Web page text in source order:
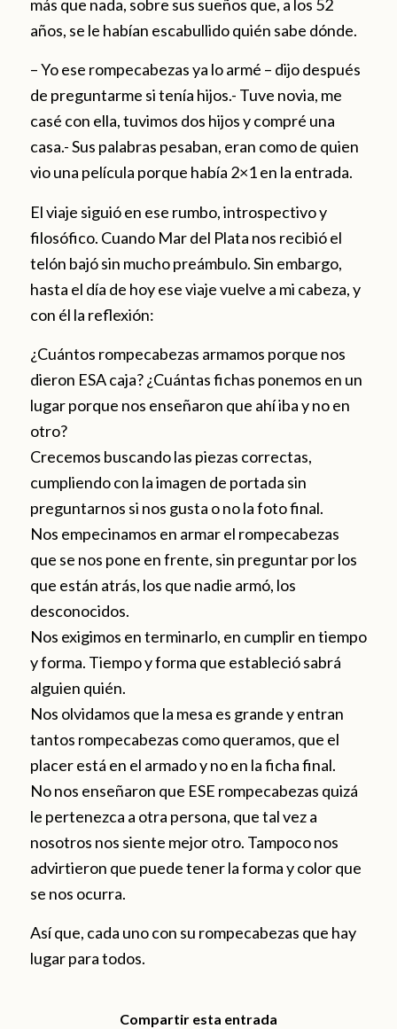
más que nada, sobre sus sueños que, a los 52
años, se le habían escabullido quién sabe dónde.
– Yo ese rompecabezas ya lo armé – dijo después
de preguntarme si tenía hijos.- Tuve novia, me
casé con ella, tuvimos dos hijos y compré una
casa.- Sus palabras pesaban, eran como de quien
vio una película porque había 2×1 en la entrada.
El viaje siguió en ese rumbo, introspectivo y
filosófico. Cuando Mar del Plata nos recibió el
telón bajó sin mucho preámbulo. Sin embargo,
hasta el día de hoy ese viaje vuelve a mi cabeza, y
con él la reflexión:
¿Cuántos rompecabezas armamos porque nos
dieron ESA caja? ¿Cuántas fichas ponemos en un
lugar porque nos enseñaron que ahí iba y no en
otro?
Crecemos buscando las piezas correctas,
cumpliendo con la imagen de portada sin
preguntarnos si nos gusta o no la foto final.
Nos empecinamos en armar el rompecabezas
que se nos pone en frente, sin preguntar por los
que están atrás, los que nadie armó, los
desconocidos.
Nos exigimos en terminarlo, en cumplir en tiempo
y forma. Tiempo y forma que estableció sabrá
alguien quién.
Nos olvidamos que la mesa es grande y entran
tantos rompecabezas como queramos, que el
placer está en el armado y no en la ficha final.
No nos enseñaron que ESE rompecabezas quizá
le pertenezca a otra persona, que tal vez a
nosotros nos siente mejor otro. Tampoco nos
advirtieron que puede tener la forma y color que
se nos ocurra.
Así que, cada uno con su rompecabezas que hay
lugar para todos.
Compartir esta entrada